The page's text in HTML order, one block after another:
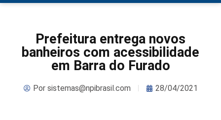
Prefeitura entrega novos
banheiros com acessibilidade
em Barra do Furado
Porsistemas@npibrasil.com 28/04/2021